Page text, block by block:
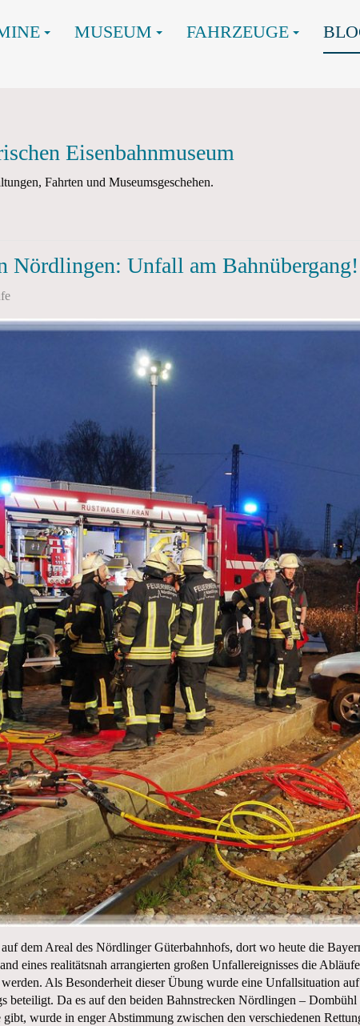
MUSEUM FAHRZEUGE
Eisenbahnmuseum
Fahrten und Museumsgeschehen.
Nördlingen: Unfall am Bahnübergang!
dem Areal des Nördlinger Güterbahnhofs, dort wo heute die
eines realitätsnah arrangierten großen Unfallereignisses die
Als Besonderheit dieser Übung wurde eine Unfallsituation
beteiligt. Da es auf den beiden Bahnstrecken Nördlingen –
wurde in enger Abstimmung zwischen den verschiedenen